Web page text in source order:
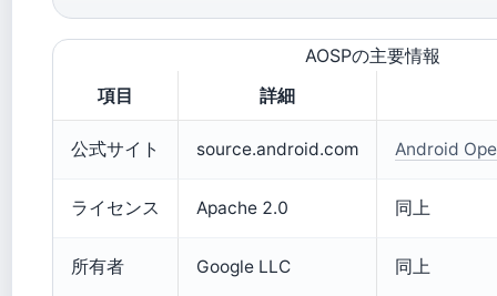
AOSPの主要情報
項目
詳細
公式サイト source.android.com Android
ライセンス Apache 2.0 同上
所有者 Google LLC 同上